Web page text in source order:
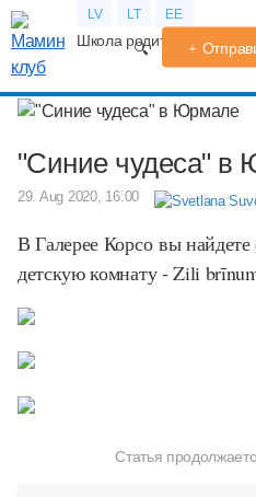
LV LT EE
Школа родителей
"Синие чудеса" в
29. Aug 2020, 16:00
В Галерее Корсо вы
детскую комнату - Zili
Статья